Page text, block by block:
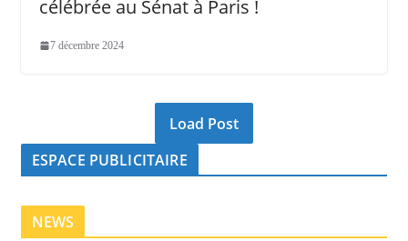
célébrée au Sénat à Paris !
7 décembre 2024
Load Post
ESPACE PUBLICITAIRE
NEWS